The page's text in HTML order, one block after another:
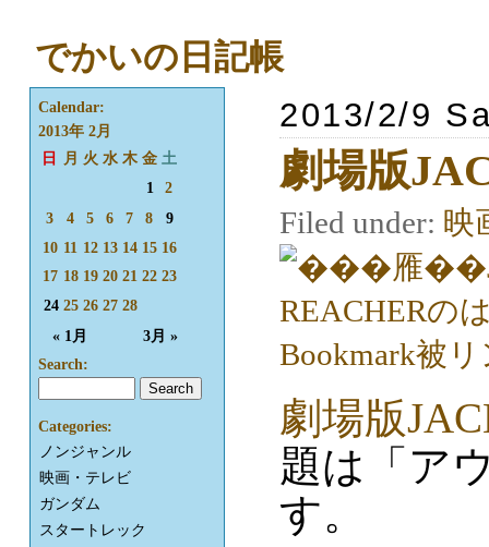
でかいの日記帳
2013/2/9
劇場版
Filed under: 映
劇場版
題は「ア
す。
Calendar:
2013年 2月
日
月 火 水 木 金 土
« 1月 3月 »
1
2
3
4 5 6 7 8
9
10 11 12 13 14 15 16
17 18 19 20 21 22 23
24 25 26 27 28
Search:
Categories:
ノンジャンル
映画・テレビ
ガンダム
スタートレック